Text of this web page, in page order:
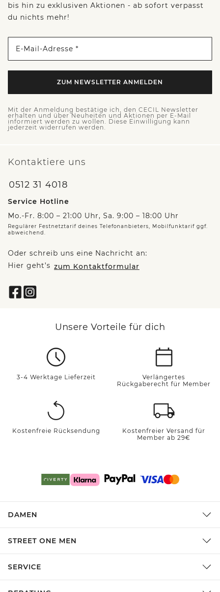
bis hin zu exklusiven Aktionen - ab sofort verpasst
du nichts mehr!
E-Mail-Adresse *
ZUM NEWSLETTER ANMELDEN
Mit der Anmeldung bestätige ich, den CECIL Newsletter
erhalten und über Neuheiten und Aktionen per E-Mail
informiert werden zu wollen. Diese Einwilligung kann
jederzeit widerrufen werden.
Kontaktiere uns
0512 31 4018
Service Hotline
Mo.-Fr. 8:00 – 21:00 Uhr, Sa. 9:00 – 18:00 Uhr
Regulärer Festnetztarif deines Telefonanbieters, Mobilfunktarif ggf.
abweichend.
Oder schreib uns eine Nachricht an:
Hier geht’s zum Kontaktformular
Unsere Vorteile für dich
3-4 Werktage Lieferzeit
Verlängertes
Rückgaberecht für Member
Kostenfreie Rücksendung
Kostenfreier Versand für
Member ab 29€
DAMEN
STREET ONE MEN
SERVICE